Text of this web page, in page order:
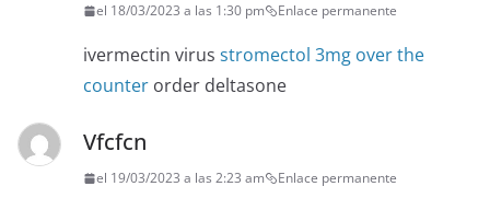
el 18/03/2023 a las 1:30 pm Enlace permanente
ivermectin virus stromectol 3mg over the
counter order deltasone
Vfcfcn
el 19/03/2023 a las 2:23 am Enlace permanente